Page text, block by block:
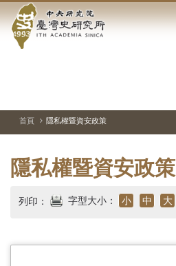
到中
央
院-
灣
史
首頁 隱私權暨資安政策
隱私權暨資安政策
列印： 字型大小： 小 中 大